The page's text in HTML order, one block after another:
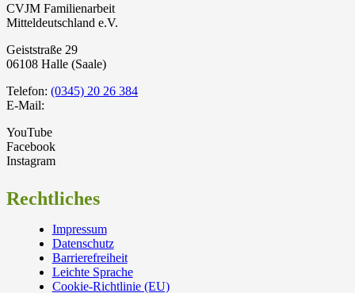
CVJM Familienarbeit
Mitteldeutschland e.V.
Geiststraße 29
06108 Halle (Saale)
Telefon: (0345) 20 26 384
E-Mail:
YouTube
Facebook
Instagram
Rechtliches
Impressum
Datenschutz
Barrierefreiheit
Leichte Sprache
Cookie-Richtlinie (EU)